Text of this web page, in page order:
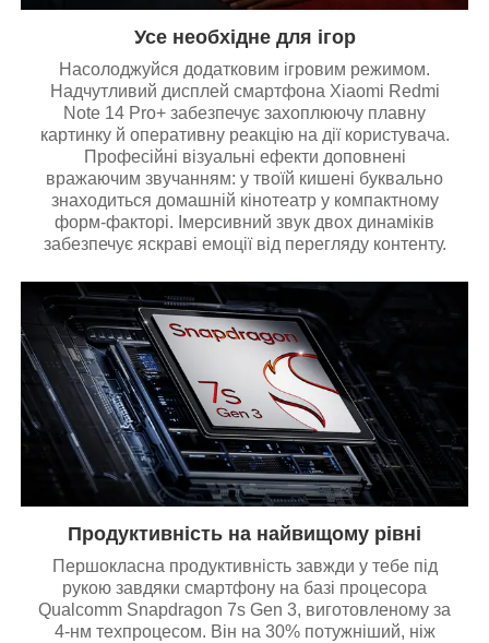
Усе необхідне для ігор
Насолоджуйся додатковим ігровим режимом.
Надчутливий дисплей смартфона Xiaomi Redmi
Note 14 Pro+ забезпечує захоплюючу плавну
картинку й оперативну реакцію на дії користувача.
Професійні візуальні ефекти доповнені
вражаючим звучанням: у твоїй кишені буквально
знаходиться домашній кінотеатр у компактному
форм-факторі. Імерсивний звук двох динаміків
забезпечує яскраві емоції від перегляду контенту.
Продуктивність на найвищому рівні
Першокласна продуктивність завжди у тебе під
рукою завдяки смартфону на базі процесора
Qualcomm Snapdragon 7s Gen 3, виготовленому за
4-нм техпроцесом. Він на 30% потужніший, ніж